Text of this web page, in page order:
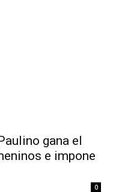
gana el
e impone
0